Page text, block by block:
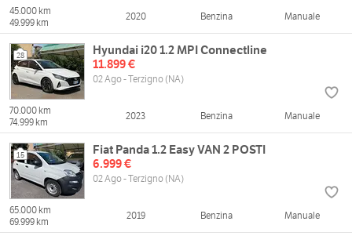
45.000 km
49.999 km
2020 Benzina Manuale
28
Hyundai i20 1.2 MPI Connectline
11.899 €
02 Ago - Terzigno (NA)
70.000 km
74.999 km
2023 Benzina Manuale
15
Fiat Panda 1.2 Easy VAN 2 POSTI
6.999 €
02 Ago - Terzigno (NA)
65.000 km
69.999 km
2019 Benzina Manuale